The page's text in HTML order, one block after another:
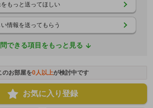
もっと送ってほしい
情報を送ってもらう
できる項目をもっと見る
のお部屋を0人以上が検討中です
お気に入り登録